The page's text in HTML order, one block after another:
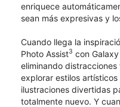
enriquece
sean más expresivas y
Cuando llega la
Photo Assist3 con
eliminando
explorar estilos
ilustraciones divertidas
totalmente nuevo. Y